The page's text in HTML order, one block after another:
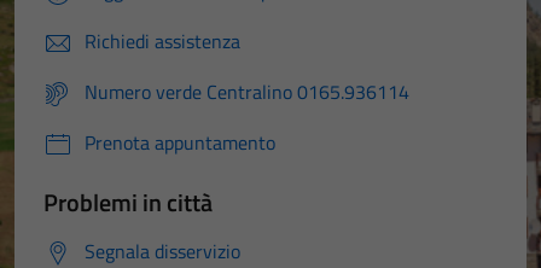
Richiedi assistenza
Numero verde Centralino 0165.936114
Prenota appuntamento
Problemi in città
Segnala disservizio